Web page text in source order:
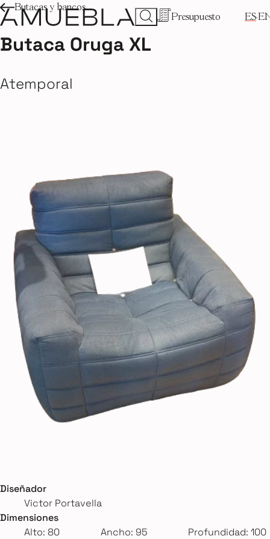
Presupuesto ES
Butacas y bancos
Butaca Oruga XL
Atemporal
Diseñador
Victor Portavella
Dimensiones
Alto: 80
Ancho: 95
Profundidad: 100